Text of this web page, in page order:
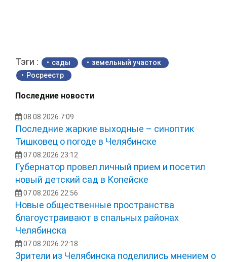
Тэги : сады
земельный участок
Росреестр
Последние новости
08.08.2026 7:09
Последние жаркие выходные – синоптик
Тишковец о погоде в Челябинске
07.08.2026 23:12
Губернатор провел личный прием и посетил
новый детский сад в Копейске
07.08.2026 22:56
Новые общественные пространства
благоустраивают в спальных районах
Челябинска
07.08.2026 22:18
Зрители из Челябинска поделились мнением о